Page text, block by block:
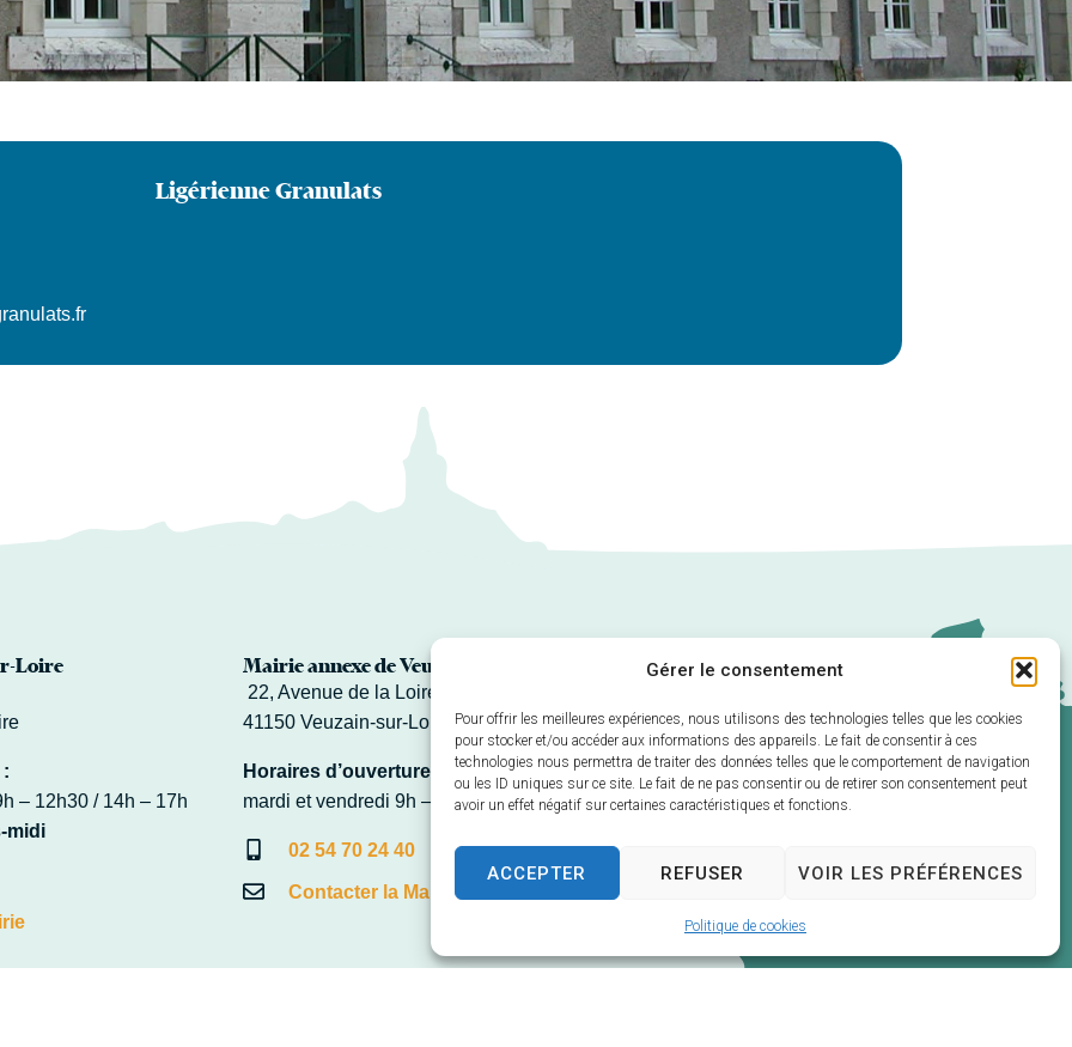
Gérer le consentement
Pour offrir les meilleures expériences, nous utilisons des technologies telles que les cookies
pour stocker et/ou accéder aux informations des appareils. Le fait de consentir à ces
technologies nous permettra de traiter des données telles que le comportement de navigation
ou les ID uniques sur ce site. Le fait de ne pas consentir ou de retirer son consentement peut
avoir un effet négatif sur certaines caractéristiques et fonctions.
ACCEPTER REFUSER VOIR LES PRÉFÉRENCES
Politique de cookies
Ligérienne Granulats
Loire
– 12h30 / 14h – 17h
midi
Mairie annexe de Veuves
22, Avenue de la Loire – Veuves
41150 Veuzain-sur-Loire
Horaires d’ouverture :
mardi et vendredi 9h – 12h30
02 54 70 24 40
Contacter la Mairie